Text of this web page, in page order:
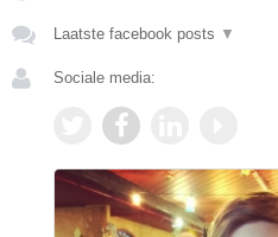
Laatste facebook posts ▼
Sociale media: